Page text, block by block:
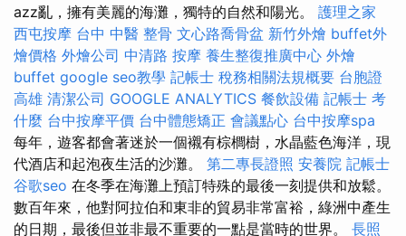
azz亂，擁有美麗的海灘，獨特的自然和陽光。 護理之家
西屯按摩 台中 中醫 整骨 文心路喬骨盆 新竹外燴 buffet外
燴價格 外燴公司 中清路 按摩 養生整復推廣中心 外燴
buffet google seo教學 記帳士 稅務相關法規概要 台胞證
高雄 清潔公司 GOOGLE ANALYTICS 餐飲設備 記帳士 考
什麼 台中按摩平價 台中體態矯正 會議點心 台中按摩spa
每年，遊客都會著迷於一個襯有棕櫚樹，水晶藍色海洋，現
代酒店和起泡夜生活的沙灘。 第二專長證照 安養院 記帳士
谷歌seo 在冬季在海灘上預訂特殊的最後一刻提供和放鬆。
數百年來，他對阿拉伯和東非的貿易非常富裕，綠洲中產生
的日期，最後但並非最不重要的一點是當時的世界。 長照